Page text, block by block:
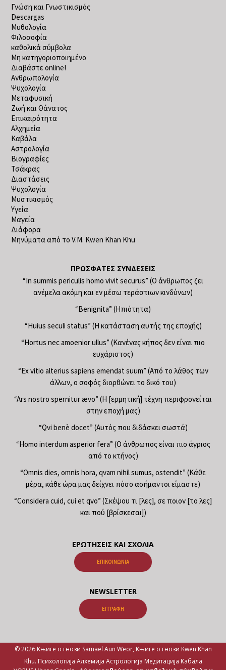
Γνώση και Γνωστικισμός
Descargas
Μυθολογία
Φιλοσοφία
καθολικά σύμβολα
Μη κατηγοριοποιημένο
Διαβάστε online!
Ανθρωπολογία
Ψυχολογία
Μεταφυσική
Ζωή και Θάνατος
Επικαιρότητα
Αλχημεία
Καβάλα
Αστρολογία
Βιογραφίες
Τσάκρας
Διαστάσεις
Ψυχολογία
Μυστικισμός
Υγεία
Μαγεία
Διάφορα
Μηνύματα από το V.M. Kwen Khan Khu
ΠΡΌΣΦΑΤΕΣ ΣΥΝΔΈΣΕΙΣ
“In summis periculis homo vivit securus” (Ο άνθρωπος ζει
ανέμελα ακόμη και εν μέσω τεράστιων κινδύνων)
“Benignita” (Ηπιότητα)
“Huius seculi status” (Η κατάσταση αυτής της εποχής)
“Hortus nec amoenior ullus” (Κανένας κήπος δεν είναι πιο
ευχάριστος)
“Ex vitio alterius sapiens emendat suum” (Από το λάθος των
άλλων, ο σοφός διορθώνει το δικό του)
“Ars nostro spernitur ævo” (Η [ερμητική] τέχνη περιφρονείται
στην εποχή μας)
“Qvi benè docet” (Αυτός που διδάσκει σωστά)
“Homo interdum asperior fera” (Ο άνθρωπος είναι πιο άγριος
από το κτήνος)
“Omnis dies, omnis hora, qvam nihil sumus, ostendit” (Κάθε
μέρα, κάθε ώρα μας δείχνει πόσο ασήμαντοι είμαστε)
“Considera cuid, cui et qvo” (Σκέψου τι [λες], σε ποιον [το λες]
και πού [βρίσκεσαι])
ΕΡΩΤΉΣΕΙΣ ΚΑΙ ΣΧΌΛΙΑ
ΕΠΙΚΟΙΝΩΝΊΑ
NEWSLETTER
ΕΓΓΡΑΦΉ
© 2026 Књиге о гнози Samael Aun Weor, Књиге о гнози Kwen Khan
Khu. Психологија Алхемија Астрологија Медитација Кабала